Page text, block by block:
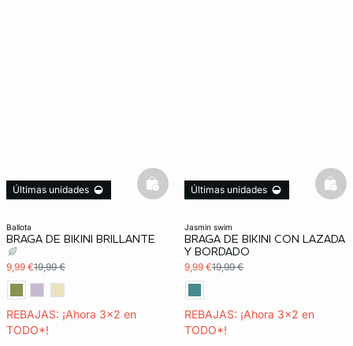
ballota
BRAGA DE BIKINI BRILLANTE
9,99 €19,99 €
REBAJAS: ¡Ahora 3x2 en
TODO*!
Últimas unidades
basketfull
jasmin swim
BRAGA DE BIKINI CON LAZADA
Y BORDADO
9,99 €19,99 €
REBAJAS: ¡Ahora 3x2 en
TODO*!
Últimas unidades